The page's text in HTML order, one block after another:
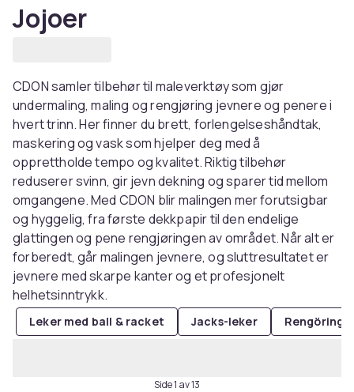
Jojoer
CDON samler tilbehør til maleverktøy som gjør
undermaling, maling og rengjøring jevnere og penere i
hvert trinn. Her finner du brett, forlengelseshåndtak,
maskering og vask som hjelper deg med å
opprettholde tempo og kvalitet. Riktig tilbehør
reduserer svinn, gir jevn dekning og sparer tid mellom
omgangene. Med CDON blir malingen mer forutsigbar
og hyggelig, fra første dekkpapir til den endelige
glattingen og pene rengjøringen av området. Når alt er
forberedt, går malingen jevnere, og sluttresultatet er
jevnere med skarpe kanter og et profesjonelt
helhetsinntrykk.
Leker med ball & racket Jacks-leker Rengöring
Side 1 av 13